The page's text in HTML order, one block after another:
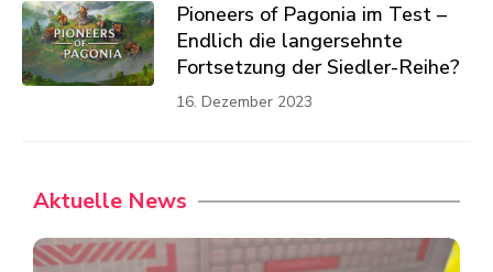
Pioneers of Pagonia im Test –
Endlich die langersehnte
Fortsetzung der Siedler-Reihe?
16. Dezember 2023
Aktuelle News